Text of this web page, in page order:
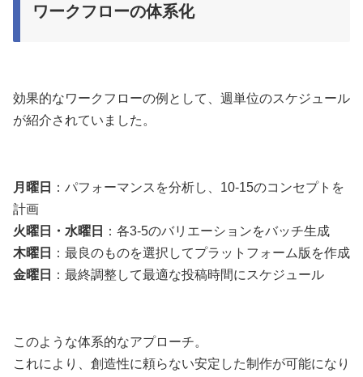
ワークフローの体系化
効果的なワークフローの例として、週単位のスケジュール
が紹介されていました。
月曜日
：パフォーマンスを分析し、10-15のコンセプトを
計画
火曜日・水曜日
：各3-5のバリエーションをバッチ生成
木曜日
：最良のものを選択してプラットフォーム版を作成
金曜日
：最終調整して最適な投稿時間にスケジュール
このような体系的なアプローチ。
これにより、創造性に頼らない安定した制作が可能になり